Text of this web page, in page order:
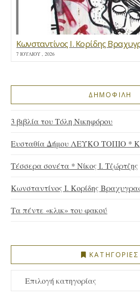
Κωνσταντίνος Ι. Κορίδης
7 ΙΟΥΛΊΟΥ , 2026
ΔΗΜΟΦΙΛΗ
3 βιβλία του Τόλη Νικηφόρου
Ευσταθία Δήμου ΛΕΥΚΟ ΤΟΠΙΟ *
Τέσσερα σονέτα * Νίκος Ι. Τζώρτζης
Κωνσταντίνος Ι. Κορίδης
Τα πέντε «κλικ» του φακού
ΚΑΤΗΓΟΡΙΕΣ
ΚΑΤΗΓΟΡΙΕΣ